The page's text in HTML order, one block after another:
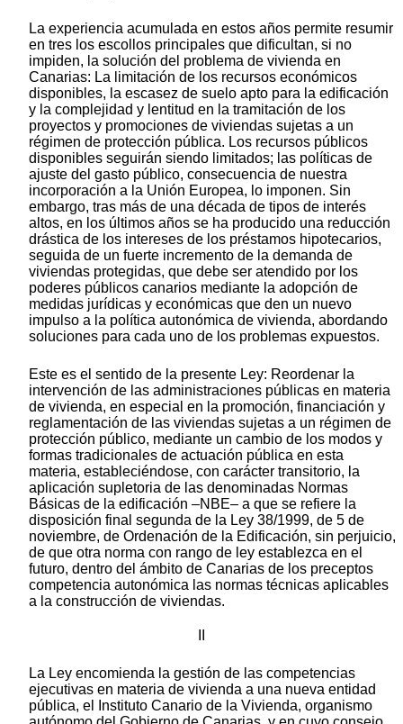
La experiencia acumulada en estos años permite resumir
en tres los escollos principales que dificultan, si no
impiden, la solución del problema de vivienda en
Canarias: La limitación de los recursos económicos
disponibles, la escasez de suelo apto para la edificación
y la complejidad y lentitud en la tramitación de los
proyectos y promociones de viviendas sujetas a un
régimen de protección pública. Los recursos públicos
disponibles seguirán siendo limitados; las políticas de
ajuste del gasto público, consecuencia de nuestra
incorporación a la Unión Europea, lo imponen. Sin
embargo, tras más de una década de tipos de interés
altos, en los últimos años se ha producido una reducción
drástica de los intereses de los préstamos hipotecarios,
seguida de un fuerte incremento de la demanda de
viviendas protegidas, que debe ser atendido por los
poderes públicos canarios mediante la adopción de
medidas jurídicas y económicas que den un nuevo
impulso a la política autonómica de vivienda, abordando
soluciones para cada uno de los problemas expuestos.
Este es el sentido de la presente Ley: Reordenar la
intervención de las administraciones públicas en materia
de vivienda, en especial en la promoción, financiación y
reglamentación de las viviendas sujetas a un régimen de
protección público, mediante un cambio de los modos y
formas tradicionales de actuación pública en esta
materia, estableciéndose, con carácter transitorio, la
aplicación supletoria de las denominadas Normas
Básicas de la edificación –NBE– a que se refiere la
disposición final segunda de la Ley 38/1999, de 5 de
noviembre, de Ordenación de la Edificación, sin perjuicio,
de que otra norma con rango de ley establezca en el
futuro, dentro del ámbito de Canarias de los preceptos
competencia autonómica las normas técnicas aplicables
a la construcción de viviendas.
La Ley encomienda la gestión de las competencias
ejecutivas en materia de vivienda a una nueva entidad
pública, el Instituto Canario de la Vivienda, organismo